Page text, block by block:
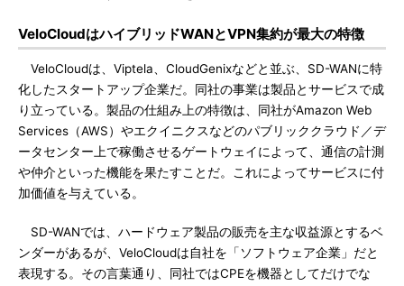
VeloCloudはハイブリッドWANとVPN集約が最大の特徴
VeloCloudは、Viptela、CloudGenixなどと並ぶ、SD-WANに特
化したスタートアップ企業だ。同社の事業は製品とサービスで成
り立っている。製品の仕組み上の特徴は、同社がAmazon Web
Services（AWS）やエクイニクスなどのパブリッククラウド／デ
ータセンター上で稼働させるゲートウェイによって、通信の計測
や仲介といった機能を果たすことだ。これによってサービスに付
加価値を与えている。
SD-WANでは、ハードウェア製品の販売を主な収益源とするベ
ンダーがあるが、VeloCloudは自社を「ソフトウェア企業」だと
表現する。その言葉通り、同社ではCPEを機器としてだけでな